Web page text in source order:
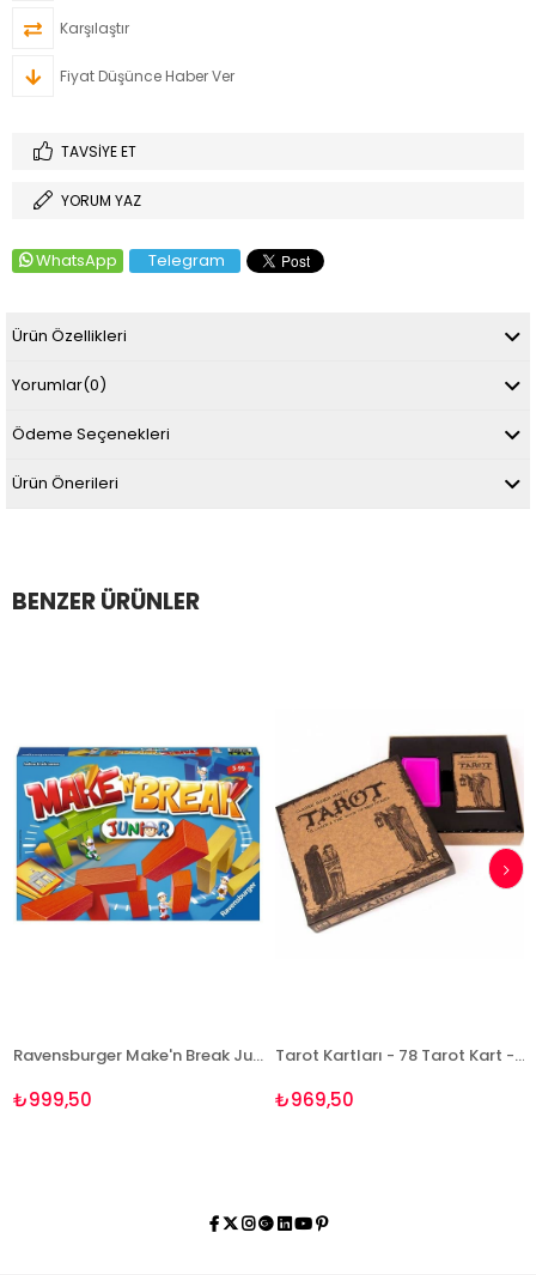
Karşılaştır
Fiyat Düşünce Haber Ver
TAVSIYE ET
YORUM YAZ
WhatsApp Telegram
Ürün Özellikleri
Yorumlar(0)
Ödeme Seçenekleri
Ürün Önerileri
BENZER ÜRÜNLER
Ravensburger Make'n Break Junior Lisanslı Ürün
₺999,50
Tarot Kartları - 78 Tarot Kart - Ks Games
₺969,50